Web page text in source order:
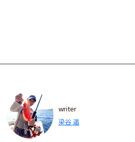
writer
染谷 遥